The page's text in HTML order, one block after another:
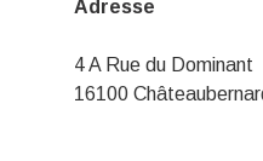
Adresse
4 A Rue du Dominant
16100